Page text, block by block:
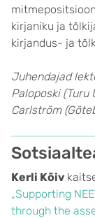
kirjaniku ja
kirjandus- ja
Juhendajad
Paloposki (Turu
Carlström
Kerli Kõiv
„Supporting
through the